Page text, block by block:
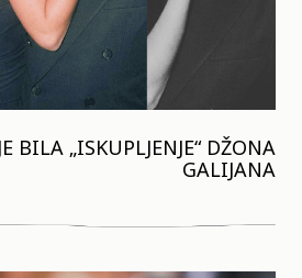
BILA „ISKUPLJENJE“ DŽONA
GALIJANA